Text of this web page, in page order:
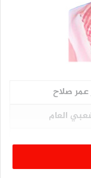
صلاح
العام